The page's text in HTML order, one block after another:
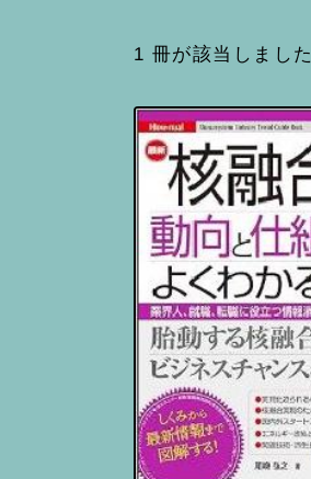
1 冊が該当しました